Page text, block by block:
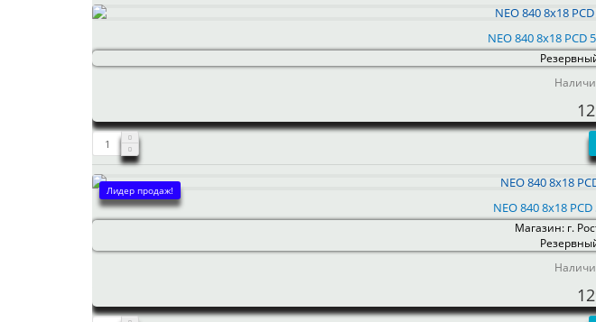
NEO 840 8x18 PCD
Лидер продаж!
NEO 840 8x18
Магазин: г.